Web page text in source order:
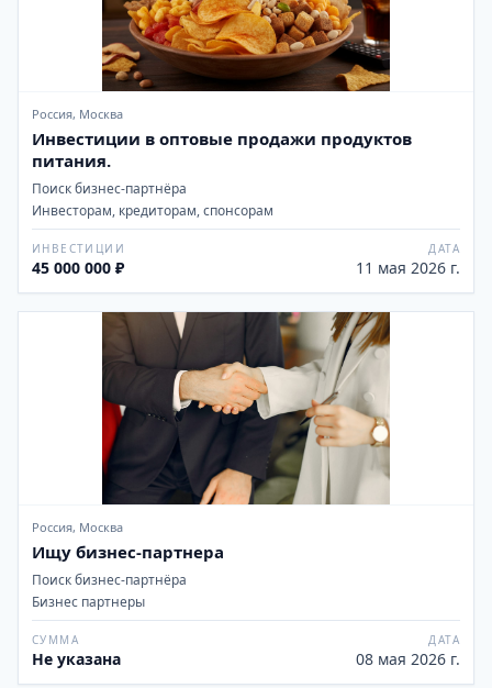
Россия, Москва
Инвестиции в оптовые продажи продуктов
питания.
Поиск бизнес-партнёра
Инвесторам, кредиторам, спонсорам
ИНВЕСТИЦИИ
45 000 000 ₽
ДАТА
11 мая 2026 г.
Россия, Москва
Ищу бизнес-партнера
Поиск бизнес-партнёра
Бизнес партнеры
СУММА
Не указана
ДАТА
08 мая 2026 г.